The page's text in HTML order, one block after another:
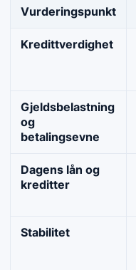
Vurderingspunkt
Kredittverdighet
Gjeldsbelastning
og
betalingsevne
Dagens lån og
kreditter
Stabilitet